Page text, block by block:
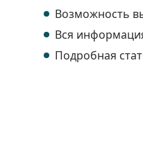
Возможность
Вся
Подробная